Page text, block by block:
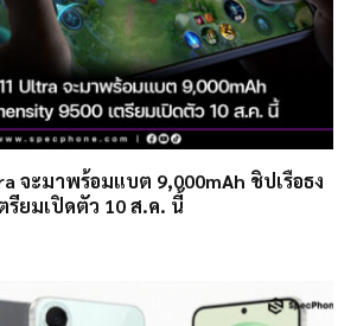
จะมาพร้อมแบต 9,000mAh ชิปเรือธง
รียมเปิดตัว 10 ส.ค. นี้